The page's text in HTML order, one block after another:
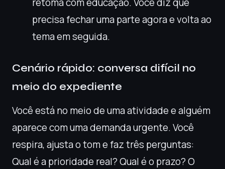
precisa fechar uma parte agora e volta ao
tema em seguida.
Cenário rápido: conversa difícil no
meio do expediente
Você está no meio de uma atividade e alguém
aparece com uma demanda urgente. Você
respira, ajusta o tom e faz três perguntas:
Qual é a prioridade real? Qual é o prazo? O